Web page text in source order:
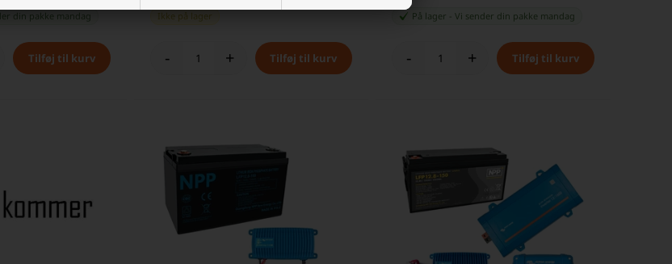
din pakke mandag Ikke på lager
- +
På lager -Vi sender din pakke mandag
- +